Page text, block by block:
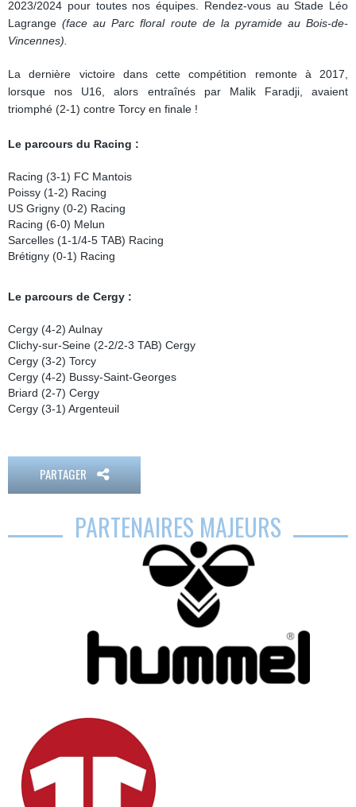
2023/2024 pour toutes nos équipes. Rendez-vous au Stade Léo
Lagrange(face au Parc floral route de la pyramide au Bois-de-
Vincennes).
La dernière victoire dans cette compétition remonte à 2017,
lorsque nos U16, alors entraînés par Malik Faradji, avaient
triomphé (2-1) contre Torcy en finale !
Le parcours du Racing :
Racing (3-1) FC Mantois
Poissy (1-2) Racing
US Grigny (0-2) Racing
Racing (6-0) Melun
Sarcelles (1-1/4-5 TAB) Racing
Brétigny (0-1) Racing
Le parcours de Cergy :
Cergy (4-2) Aulnay
Clichy-sur-Seine (2-2/2-3 TAB) Cergy
Cergy (3-2) Torcy
Cergy (4-2) Bussy-Saint-Georges
Briard (2-7) Cergy
Cergy (3-1) Argenteuil
PARTAGER
PARTENAIRES MAJEURS